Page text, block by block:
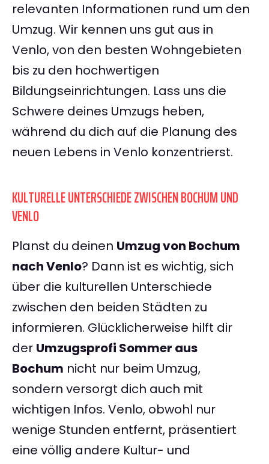
relevanten Informationen rund um den
Umzug. Wir kennen uns gut aus in
Venlo, von den besten Wohngebieten
bis zu den hochwertigen
Bildungseinrichtungen. Lass uns die
Schwere deines Umzugs heben,
während du dich auf die Planung des
neuen Lebens in Venlo konzentrierst.
KULTURELLE UNTERSCHIEDE ZWISCHEN BOCHUM UND
VENLO
Planst du deinen Umzug von Bochum
nach Venlo? Dann ist es wichtig, sich
über die kulturellen Unterschiede
zwischen den beiden Städten zu
informieren. Glücklicherweise hilft dir
der Umzugsprofi Sommer aus
Bochum nicht nur beim Umzug,
sondern versorgt dich auch mit
wichtigen Infos. Venlo, obwohl nur
wenige Stunden entfernt, präsentiert
eine völlig andere Kultur- und